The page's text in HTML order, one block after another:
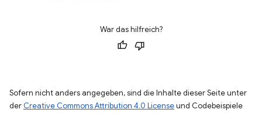
War das hilfreich?
Sofern nicht anders angegeben, sind die Inhalte dieser Seite unter
der Creative Commons Attribution 4.0 Licenseund Codebeispiele